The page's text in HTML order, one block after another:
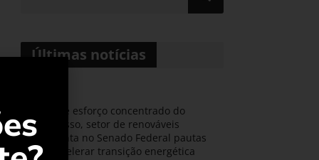
Últimas notícias
Durante esforço concentrado do
Congresso, setor de renováveis
apresenta no Senado Federal pautas
para acelerar transição energética